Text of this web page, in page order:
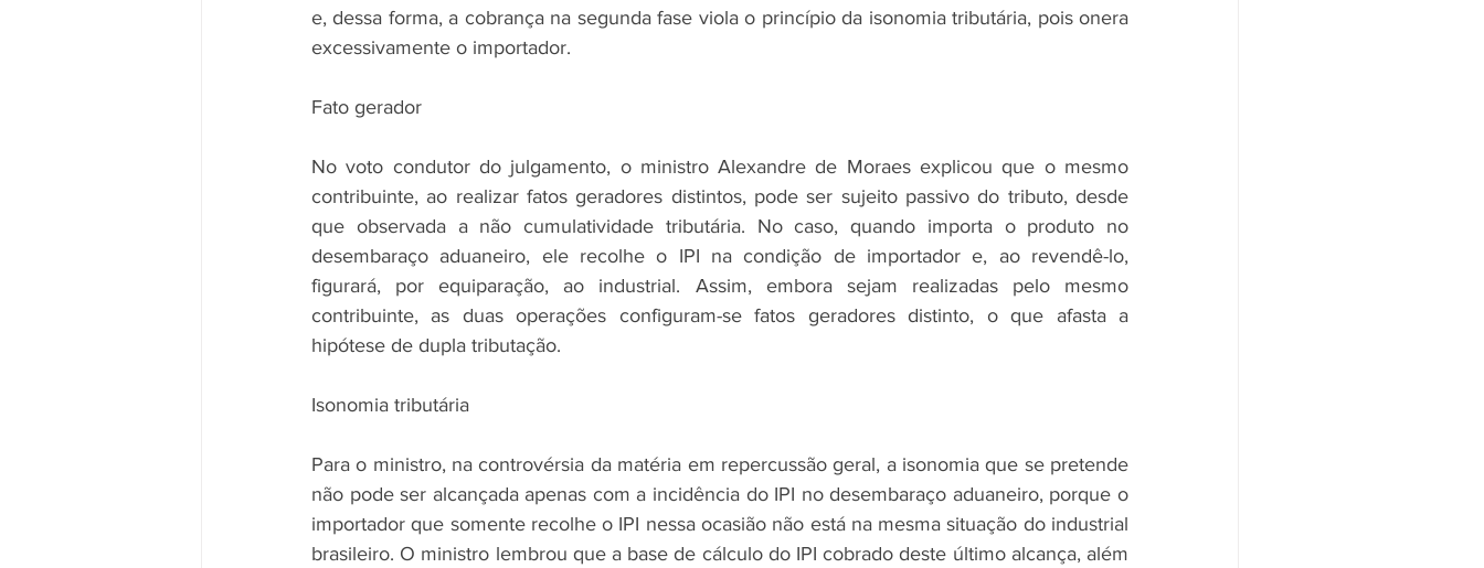
e, dessa forma, a cobrança na segunda fase viola o princípio da isonomia tributária, pois onera
excessivamente o importador.
Fato gerador
No voto condutor do julgamento, o ministro Alexandre de Moraes explicou que o mesmo
contribuinte, ao realizar fatos geradores distintos, pode ser sujeito passivo do tributo, desde
que observada a não cumulatividade tributária. No caso, quando importa o produto no
desembaraço aduaneiro, ele recolhe o IPI na condição de importador e, ao revendê-lo,
figurará, por equiparação, ao industrial. Assim, embora sejam realizadas pelo mesmo
contribuinte, as duas operações configuram-se fatos geradores distinto, o que afasta a
hipótese de dupla tributação.
Isonomia tributária
Para o ministro, na controvérsia da matéria em repercussão geral, a isonomia que se pretende
não pode ser alcançada apenas com a incidência do IPI no desembaraço aduaneiro, porque o
importador que somente recolhe o IPI nessa ocasião não está na mesma situação do industrial
brasileiro. O ministro lembrou que a base de cálculo do IPI cobrado deste último alcança, além